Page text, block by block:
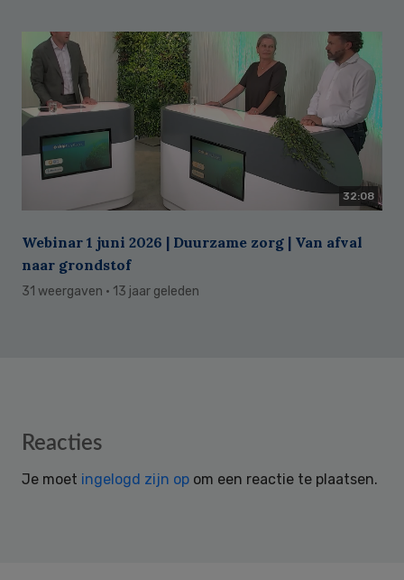
32:08
Webinar 1 juni 2026 | Duurzame zorg | Van afval
naar grondstof
31 weergaven · 13 jaar geleden
Reader
Reacties
Je moet ingelogd zijn op om een reactie te plaatsen.